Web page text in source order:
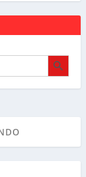
BOTÓN DE